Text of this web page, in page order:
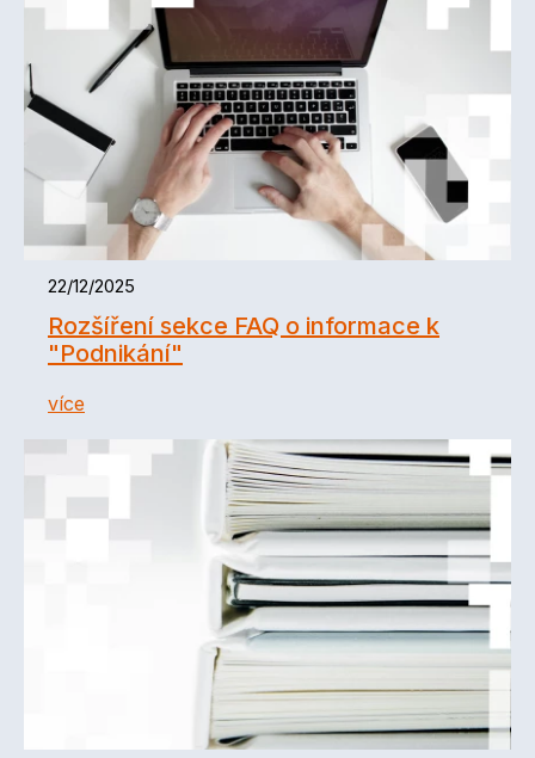
22/12/2025
Rozšíření sekce FAQ o informace k
"Podnikání"
více